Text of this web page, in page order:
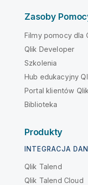
Zasoby
Filmy pomocy dla
Qlik Developer
Szkolenia
Hub edukacyjny
Portal klientów Qlik
Biblioteka
Produkty
INTEGRACJA
Qlik Talend
Qlik Talend Cloud